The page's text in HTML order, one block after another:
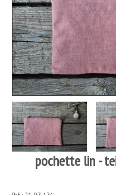
pochette lin -